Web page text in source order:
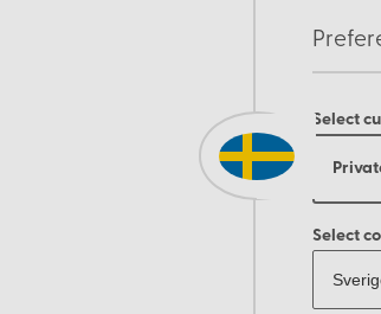
Select
Select